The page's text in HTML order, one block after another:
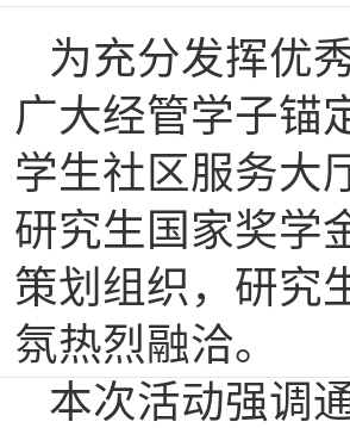
为充分发挥优
广大经管学子锚
学生社区服务大
研究生国家奖学
策划组织，研究
氛热烈融洽。
本次活动强调